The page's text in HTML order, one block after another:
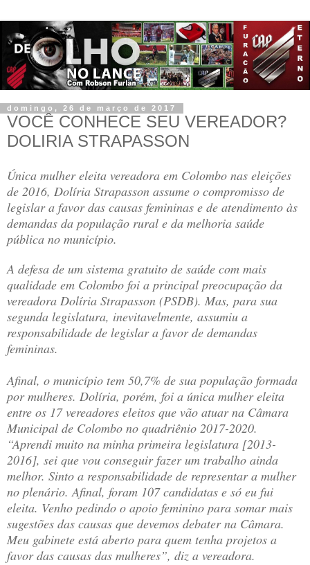
domingo, 26 de março de 2017
VOCÊ CONHECE SEU VEREADOR?
DOLIRIA STRAPASSON
Única mulher eleita vereadora em Colombo nas eleições
de 2016, Dolíria Strapasson assume o compromisso de
legislar a favor das causas femininas e de atendimento às
demandas da população rural e da melhoria saúde
pública no município.
A defesa de um sistema gratuito de saúde com mais
qualidade em Colombo foi a principal preocupação da
vereadora Dolíria Strapasson (PSDB). Mas, para sua
segunda legislatura, inevitavelmente, assumiu a
responsabilidade de legislar a favor de demandas
femininas.
Afinal, o município tem 50,7% de sua população formada
por mulheres. Dolíria, porém, foi a única mulher eleita
entre os 17 vereadores eleitos que vão atuar na Câmara
Municipal de Colombo no quadriênio 2017-2020.
“Aprendi muito na minha primeira legislatura [2013-
2016], sei que vou conseguir fazer um trabalho ainda
melhor. Sinto a responsabilidade de representar a mulher
no plenário. Afinal, foram 107 candidatas e só eu fui
eleita. Venho pedindo o apoio feminino para somar mais
sugestões das causas que devemos debater na Câmara.
Meu gabinete está aberto para quem tenha projetos a
favor das causas das mulheres”, diz a vereadora.